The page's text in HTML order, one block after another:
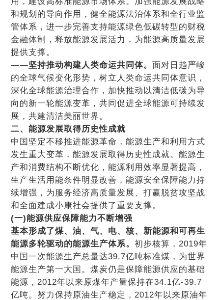
和规划的导向作用，健全能源法治体系和全行业监
管体系，进一步完善支持能源绿色低碳转型的财税
金融体制，释放能源发展活力，为能源高质量发展
提供支撑。
——坚持推动构建人类命运共同体。 面对日趋严峻
的全球气候变化形势，树立人类命运共同体意识，
深化全球能源治理合作，加快推动以清洁低碳为导
向的新一轮能源变革，共同促进全球能源可持续发
展，共建清洁美丽世界。
二、能源发展取得历史性成就
中国坚定不移推进能源革命，能源生产和利用方式
发生重大变革，能源发展取得历史性成就。能源生
产和消费结构不断优化，能源利用效率显著提高，
生产生活用能条件明显改善，能源安全保障能力持
续增强，为服务经济高质量发展、打赢脱贫攻坚战
和全面建成小康社会提供了重要支撑。
(一)能源供应保障能力不断增强
基本形成了煤、油、气、电、核、新能源和可再生
能源多轮驱动的能源生产体系。 初步核算，2019年
中国一次能源生产总量达39.7亿吨标准煤，为世界
能源生产第一大国。煤炭仍是保障能源供应的基础
能源，2012年以来原煤年产量保持在34.1亿-39.7
亿吨。努力保持原油生产稳定，2012年以来原油年